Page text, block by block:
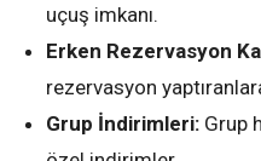
uçuş imkanı.
Erken Rezervasyon
rezervasyon
Grup İndirimleri: Grup